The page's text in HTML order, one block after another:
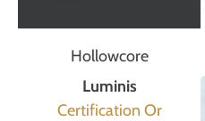
Hollowcore
Luminis
Certification Or